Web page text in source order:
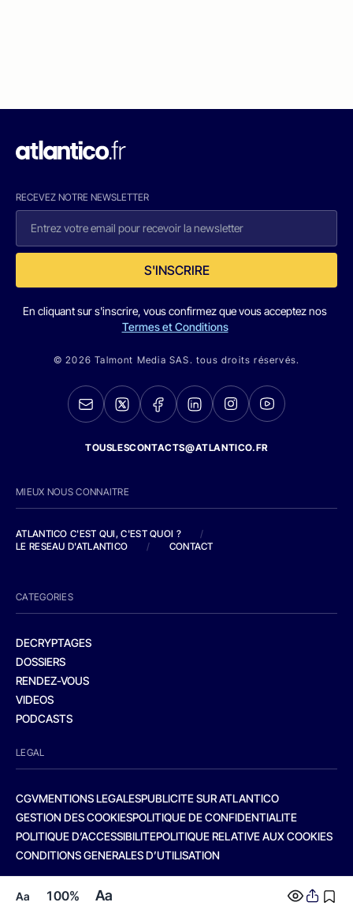
Aa 100% Aa
RECEVEZ NOTRE NEWSLETTER
S'INSCRIRE
En cliquant sur s'inscrire, vous confirmez que vous acceptez nos
Termes et Conditions
© 2026 Talmont Media SAS. tous droits réservés.
TOUSLESCONTACTS@ATLANTICO.FR
MIEUX NOUS CONNAITRE
ATLANTICO C'EST QUI, C'EST QUOI ?
/
LE RESEAU D'ATLANTICO
/ CONTACT
CATEGORIES
DECRYPTAGES
DOSSIERS
RENDEZ-VOUS
VIDEOS
PODCASTS
LEGAL
CGVMENTIONS LEGALESPUBLICITE SUR ATLANTICO
GESTION DES COOKIESPOLITIQUE DE CONFIDENTIALITE
POLITIQUE D’ACCESSIBILITEPOLITIQUE RELATIVE AUX COOKIES
CONDITIONS GENERALES D’UTILISATION